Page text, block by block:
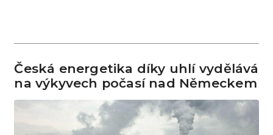
Česká energetika díky uhlí vydělává
na výkyvech počasí nad Německem